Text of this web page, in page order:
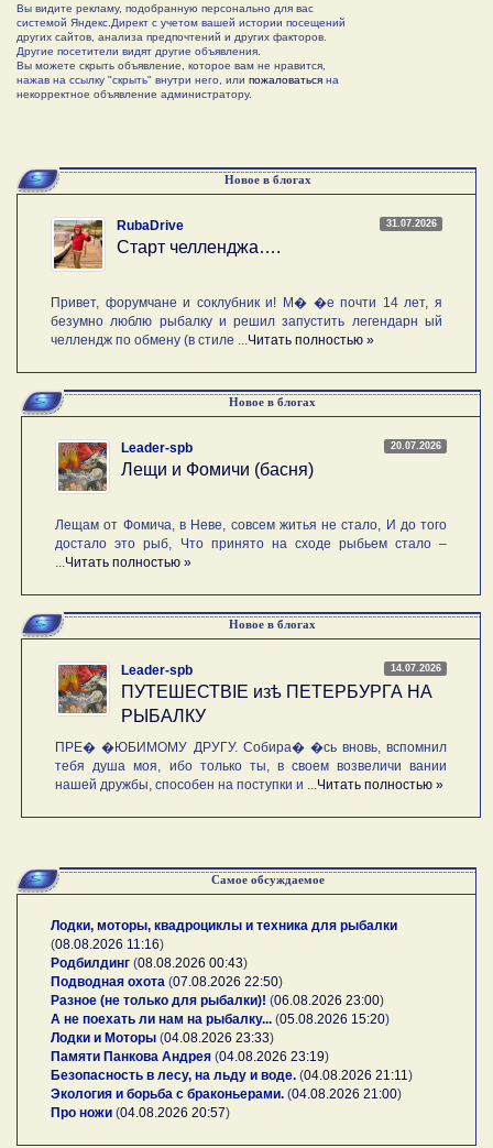
Вы видите рекламу, подобранную персонально для вас
системой Яндекс.Директ с учетом вашей истории посещений
других сайтов, анализа предпочтений и других факторов.
Другие посетители видят другие объявления.
Вы можете скрыть объявление, которое вам не нравится,
нажав на ссылку "скрыть" внутри него, или пожаловаться на
некорректное объявление администратору.
Новое в блогах
31.07.2026
RubaDrive
Старт челленджа….
Привет, форумчане и соклубник и! М� �е почти 14 лет, я
безумно люблю рыбалку и решил запустить легендарн ый
челлендж по обмену (в стиле ...Читать полностью »
Новое в блогах
20.07.2026
Leader-spb
Лещи и Фомичи (басня)
Лещам от Фомича, в Неве, совсем житья не стало, И до того
достало это рыб, Что принято на сходе рыбьем стало –
...Читать полностью »
Новое в блогах
14.07.2026
Leader-spb
ПУТЕШЕСТВIE изѣ ПЕТЕРБУРГА НА
РЫБАЛКУ
ПРЕ� �ЮБИМОМУ ДРУГУ. Собира� �сь вновь, вспомнил
тебя душа моя, ибо только ты, в своем возвеличи вании
нашей дружбы, способен на поступки и ...Читать полностью »
Самое обсуждаемое
Лодки, моторы, квадроциклы и техника для рыбалки
(08.08.2026 11:16)
Родбилдинг (08.08.2026 00:43)
Подводная охота (07.08.2026 22:50)
Разное (не только для рыбалки)! (06.08.2026 23:00)
А не поехать ли нам на рыбалку... (05.08.2026 15:20)
Лодки и Моторы (04.08.2026 23:33)
Памяти Панкова Андрея (04.08.2026 23:19)
Безопасность в лесу, на льду и воде. (04.08.2026 21:11)
Экология и борьба с браконьерами. (04.08.2026 21:00)
Про ножи (04.08.2026 20:57)